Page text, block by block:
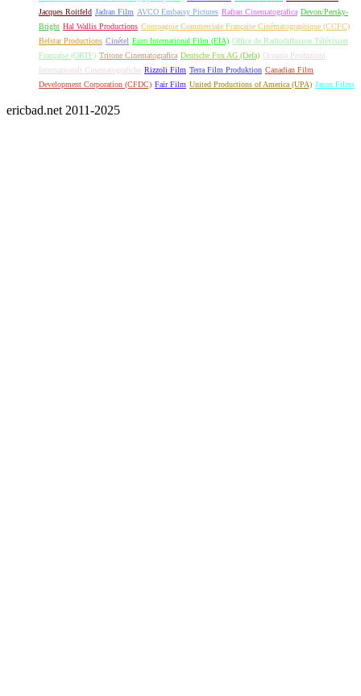
Jacques Roitfeld Jadran Film AVCO Embassy Pictures Rafran Cinematografica Devon/Persky-
Bright Hal Wallis Productions Compagnie Commerciale Française Cinématographique (CCFC)
Belstar Productions Cinétel Euro International Film (EIA) Office de Radiodiffusion Télévision
Française (ORTF) Tritone Cinematografica Deutsche Fox AG (Defa) Oceania Produzioni
Internazionali Cinematografiche Rizzoli Film Terra Film Produktion Canadian Film
Development Corporation (CFDC) Fair Film United Productions of America (UPA) Jason Films
ericbad.net 2011-2025